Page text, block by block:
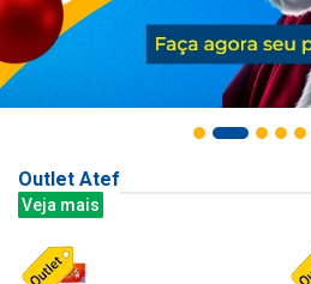
Outlet Atef
Veja mais